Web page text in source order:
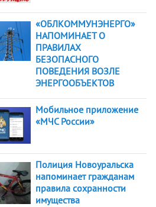
«ОБЛКОММУНЭНЕРГО»
НАПОМИНАЕТ О
ПРАВИЛАХ
БЕЗОПАСНОГО
ПОВЕДЕНИЯ ВОЗЛЕ
ЭНЕРГООБЪЕКТОВ
Мобильное приложение
«МЧС России»
Полиция Новоуральска
напоминает гражданам
правила сохранности
имущества